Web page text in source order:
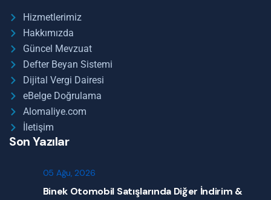
Hizmetlerimiz
Hakkımızda
Güncel Mevzuat
Defter Beyan Sistemi
Dijital Vergi Dairesi
eBelge Doğrulama
Alomaliye.com
İletişim
Son Yazılar
05 Ağu, 2026
Binek Otomobil Satışlarında Diğer İndirim &